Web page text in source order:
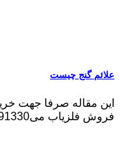
علائم گنج چیست
این مقاله صرفا جهت
فروش فلزیاب می09102191330